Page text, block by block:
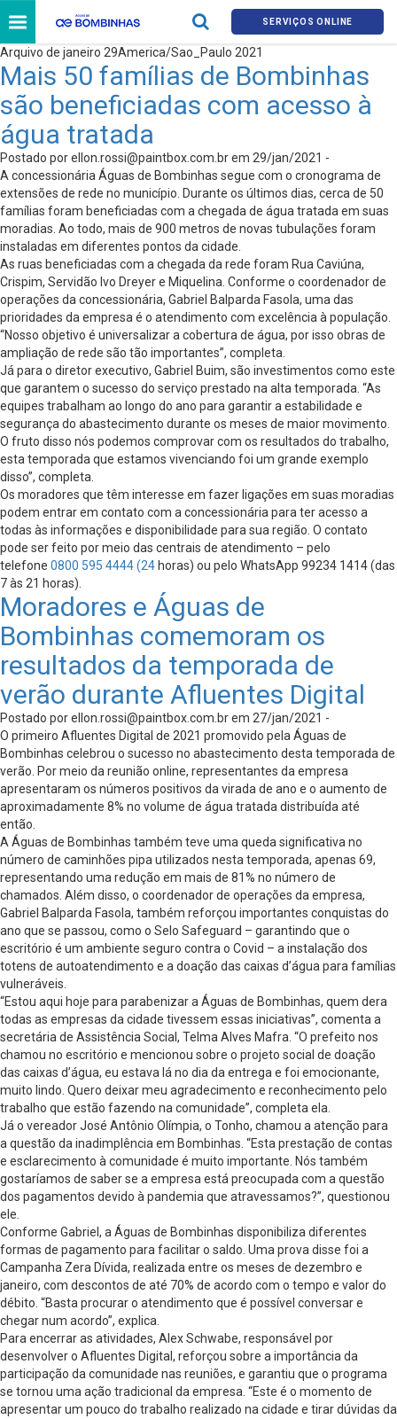
SERVIÇOS ONLINE
Arquivo de janeiro 29America/Sao_Paulo 2021
Mais 50 famílias de Bombinhas
são beneficiadas com acesso à
água tratada
Postado porellon.rossi@paintbox.com.brem 29/jan/2021 -
A concessionária Águas de Bombinhas segue com o cronograma de
extensões de rede no município. Durante os últimos dias, cerca de 50
famílias foram beneficiadas com a chegada de água tratada em suas
moradias. Ao todo, mais de 900 metros de novas tubulações foram
instaladas em diferentes pontos da cidade.
As ruas beneficiadas com a chegada da rede foram Rua Caviúna,
Crispim, Servidão Ivo Dreyer e Miquelina. Conforme o coordenador de
operações da concessionária, Gabriel Balparda Fasola, uma das
prioridades da empresa é o atendimento com excelência à população.
“Nosso objetivo é universalizar a cobertura de água, por isso obras de
ampliação de rede são tão importantes”, completa.
Já para o diretor executivo, Gabriel Buim, são investimentos como este
que garantem o sucesso do serviço prestado na alta temporada. “As
equipes trabalham ao longo do ano para garantir a estabilidade e
segurança do abastecimento durante os meses de maior movimento.
O fruto disso nós podemos comprovar com os resultados do trabalho,
esta temporada que estamos vivenciando foi um grande exemplo
disso”, completa.
Os moradores que têm interesse em fazer ligações em suas moradias
podem entrar em contato com a concessionária para ter acesso a
todas às informações e disponibilidade para sua região. O contato
pode ser feito por meio das centrais de atendimento – pelo
telefone 0800 595 4444 (24 horas) ou pelo WhatsApp 99234 1414 (das
7 às 21 horas).
Moradores e Águas de
Bombinhas comemoram os
resultados da temporada de
verão durante Afluentes Digital
Postado porellon.rossi@paintbox.com.brem 27/jan/2021 -
O primeiro Afluentes Digital de 2021 promovido pela Águas de
Bombinhas celebrou o sucesso no abastecimento desta temporada de
verão. Por meio da reunião online, representantes da empresa
apresentaram os números positivos da virada de ano e o aumento de
aproximadamente 8% no volume de água tratada distribuída até
então.
A Águas de Bombinhas também teve uma queda significativa no
número de caminhões pipa utilizados nesta temporada, apenas 69,
representando uma redução em mais de 81% no número de
chamados. Além disso, o coordenador de operações da empresa,
Gabriel Balparda Fasola, também reforçou importantes conquistas do
ano que se passou, como o Selo Safeguard – garantindo que o
escritório é um ambiente seguro contra o Covid – a instalação dos
totens de autoatendimento e a doação das caixas d’água para famílias
vulneráveis.
“Estou aqui hoje para parabenizar a Águas de Bombinhas, quem dera
todas as empresas da cidade tivessem essas iniciativas”, comenta a
secretária de Assistência Social, Telma Alves Mafra. “O prefeito nos
chamou no escritório e mencionou sobre o projeto social de doação
das caixas d’água, eu estava lá no dia da entrega e foi emocionante,
muito lindo. Quero deixar meu agradecimento e reconhecimento pelo
trabalho que estão fazendo na comunidade”, completa ela.
Já o vereador José Antônio Olímpia, o Tonho, chamou a atenção para
a questão da inadimplência em Bombinhas. “Esta prestação de contas
e esclarecimento à comunidade é muito importante. Nós também
gostaríamos de saber se a empresa está preocupada com a questão
dos pagamentos devido à pandemia que atravessamos?”, questionou
ele.
Conforme Gabriel, a Águas de Bombinhas disponibiliza diferentes
formas de pagamento para facilitar o saldo. Uma prova disse foi a
Campanha Zera Dívida, realizada entre os meses de dezembro e
janeiro, com descontos de até 70% de acordo com o tempo e valor do
débito. “Basta procurar o atendimento que é possível conversar e
chegar num acordo”, explica.
Para encerrar as atividades, Alex Schwabe, responsável por
desenvolver o Afluentes Digital, reforçou sobre a importância da
participação da comunidade nas reuniões, e garantiu que o programa
se tornou uma ação tradicional da empresa. “Este é o momento de
apresentar um pouco do trabalho realizado na cidade e tirar dúvidas da